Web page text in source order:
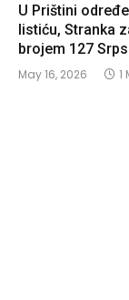
U Prištini
listiću, Stranka
brojem 127
May 16, 2026 1